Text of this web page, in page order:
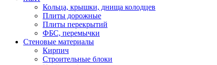
Кольца, крышки, днища колодцев
Плиты дорожные
Плиты перекрытий
ФБС, перемычки
Стеновые материалы
Кирпич
Строительные блоки